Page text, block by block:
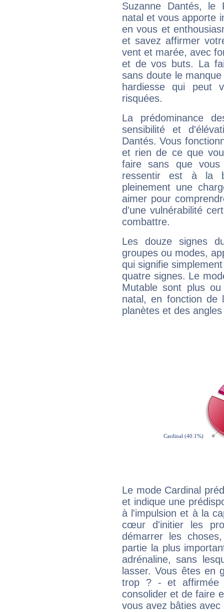
Suzanne Dantés, le
natal et vous apporte
en vous et
et savez affirmer
vent et marée, avec
et de vos buts. La
sans doute le
hardiesse qui peut
risquées.
La prédominance
sensibilité et
Dantés. Vous
et rien de ce que
faire sans que
ressentir est à la
pleinement une
aimer pour
d'une vulnérabilité
combattre.
Les douze signes
groupes ou modes,
qui signifie
quatre signes. Le
Mutable sont plus
natal, en fonction de
planètes et des
Le mode Cardinal
et indique une
à l'impulsion et à la
cœur d'initier les
démarrer les
partie la plus
adrénaline, sans
lasser. Vous êtes en
trop ? - et affirmée
consolider et de faire
vous avez bâties avec